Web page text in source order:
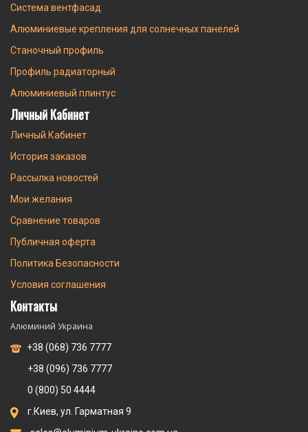
Система вентфасад
Алюминиевые крепления для солнечных панелей
Станочный профиль
Профиль радиаторный
Алюминиевый плинтус
Личный Кабинет
Личный Кабинет
История заказов
Рассылка новостей
Мои желания
Сравнение товаров
Публичная оферта
Политика Безопасности
Условия соглашения
Контакты
Алюминий Украина
+38 (068) 736 7777
+38 (096) 736 7777
0 (800) 50 4444
г.Киев, ул. Гарматная 9